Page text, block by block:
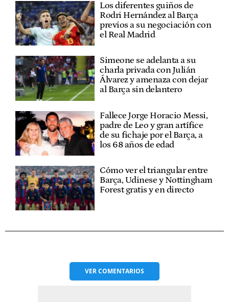
Los diferentes guiños de
Rodri Hernández al Barça
previos a su negociación con
el Real Madrid
Simeone se adelanta a su
charla privada con Julián
Álvarez y amenaza con dejar
al Barça sin delantero
Fallece Jorge Horacio Messi,
padre de Leo y gran artífice
de su fichaje por el Barça, a
los 68 años de edad
Cómo ver el triangular entre
Barça, Udinese y Nottingham
Forest gratis y en directo
VERCOMENTARIOS